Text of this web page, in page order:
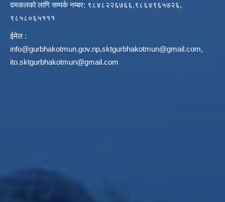
दमकलको लागि सम्पर्क नम्बर: ९८४८२२६७६६,९८६४९६५७२६,
९८५८०६५१११
ईमेल :
info@gurbhakotmun.gov.np,sktgurbhakotmun@gmail.com,
ito.sktgurbhakotmun@gmail.com